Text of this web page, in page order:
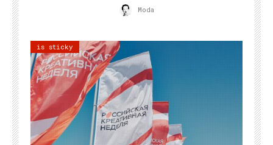
Moda
is sticky